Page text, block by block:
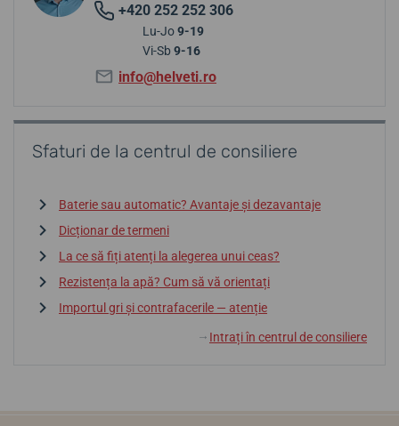
+420 252 252 306
Lu-Jo9-19
Vi-Sb 9-16
info@helveti.ro
Sfaturi de la centrul de consiliere
Baterie sau automatic? Avantaje și dezavantaje
Dicționar de termeni
La ce să fiți atenți la alegerea unui ceas?
Rezistența la apă? Cum să vă orientați
Importul gri și contrafacerile — atenție
↓ Intrați în centrul de consiliere